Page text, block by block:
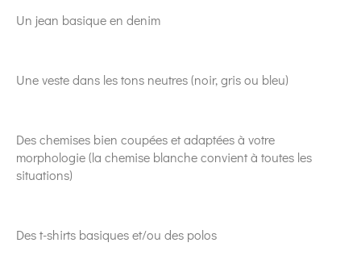
Un jean basique en denim
Une veste dans les tons neutres (noir, gris ou bleu)
Des chemises bien coupées et adaptées à votre
morphologie (la chemise blanche convient à toutes les
situations)
Des t-shirts basiques et/ou des polos